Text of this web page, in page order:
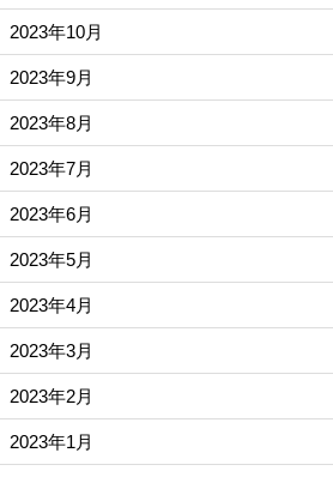
2023年10月
2023年9月
2023年8月
2023年7月
2023年6月
2023年5月
2023年4月
2023年3月
2023年2月
2023年1月